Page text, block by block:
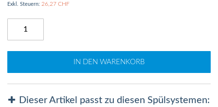
26,27 CHF
IN DEN WARENKORB
Dieser Artikel passt zu diesen Spülsystemen: